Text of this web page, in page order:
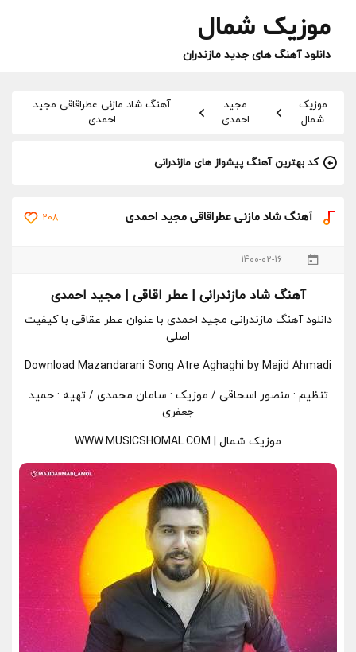
موزیک شمال
دانلود آهنگ های جدید مازندران
موزیک
شمال
مجید
احمدی
آهنگ شاد مازنی عطراقاقی مجید
احمدی
کد بهترین آهنگ پیشواز های مازندرانی
آهنگ شاد مازنی عطراقاقی مجید احمدی 208
1400-02-16
آهنگ شاد مازندرانی | عطر اقاقی | مجید احمدی
دانلود آهنگ مازندرانی مجید احمدی با عنوان عطر عقاقی با کیفیت
اصلی
Download Mazandarani Song Atre Aghaghi by Majid Ahmadi
تنظیم : منصور اسحاقی / موزیک : سامان محمدی / تهیه : حمید
جعفری
موزیک شمال | WWW.MUSICSHOMAL.COM